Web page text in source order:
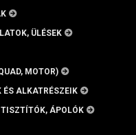
ÜLÉSEK
MOTOR)
ÉS ALKATRÉSZEIK
TISZTÍTÓK, ÁPOLÓK